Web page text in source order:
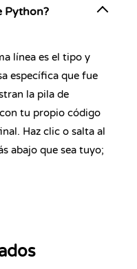
Python?
línea es el tipo y
específica que fue
la pila de
tu propio código
Haz clic o salta al
abajo que sea tuyo;